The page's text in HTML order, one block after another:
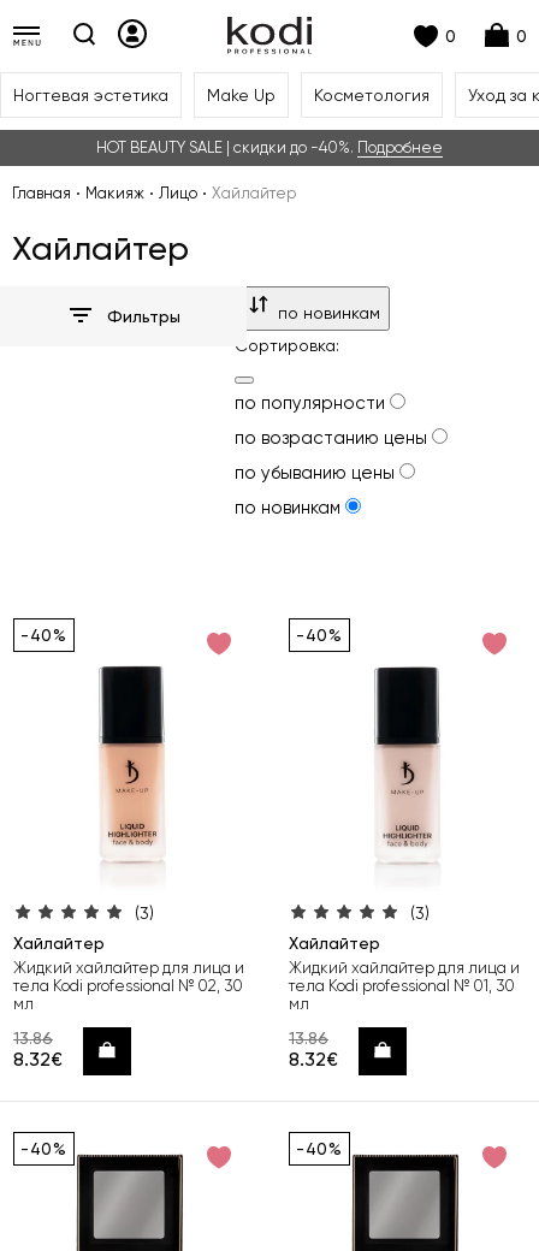
0 0
Ногтевая эстетика Make Up Косметология Уход за
HOT BEAUTY SALE | скидки до -40%. Подробнее
Главная Макияж Лицо Хайлайтер
Хайлайтер
Фильтры
по новинкам
Сортировка:
по популярности
по возрастанию цены
по убыванию цены
по новинкам
-40%
(3)
Хайлайтер
Жидкий хайлайтер для лица и
тела Kodi professional № 02, 30
мл
13.86
8.32€ Купить
-40%
(3)
Хайлайтер
Жидкий хайлайтер для лица и
тела Kodi professional № 01, 30
мл
13.86
8.32€ Купить
-40% -40%